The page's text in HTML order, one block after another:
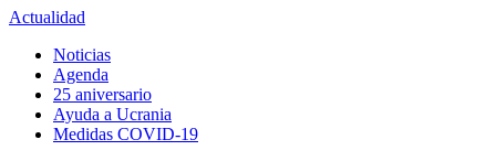
Actualidad
Noticias
Agenda
25 aniversario
Ayuda a Ucrania
Medidas COVID-19